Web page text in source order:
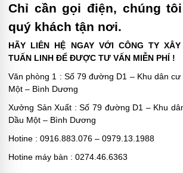
Chỉ cần gọi điện, chúng
quý khách tận nơi.
HÃY LIÊN HỆ NGAY VỚI CÔNG TY
TUẤN LINH ĐỂ ĐƯỢC TƯ VẤN MIỄN PHÍ !
Văn phòng 1 : Số 79 đường D1 – Khu dân cư
Một – Bình Dương
Xưởng Sản Xuất : Số 79 đường D1 – Khu
Dầu Một – Bình Dương
Hotine : 0916.883.076 – 0979.13.1988
Hotine máy bàn : ‭0274.46.6363